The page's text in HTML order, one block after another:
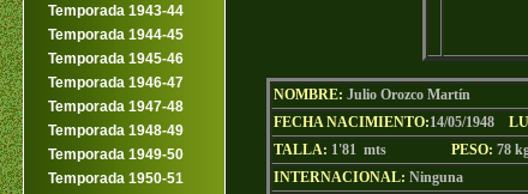
Temporada 1943-44
Temporada 1944-45
Temporada 1945-46
Temporada 1946-47
Temporada 1947-48
Temporada 1948-49
Temporada 1949-50
Temporada 1950-51
NOMBRE: Julio Orozco
FECHA NACIMIENTO:14/05/1948 LU
TALLA: 1'81 mts PESO: 78
INTERNACIONAL: Ninguna